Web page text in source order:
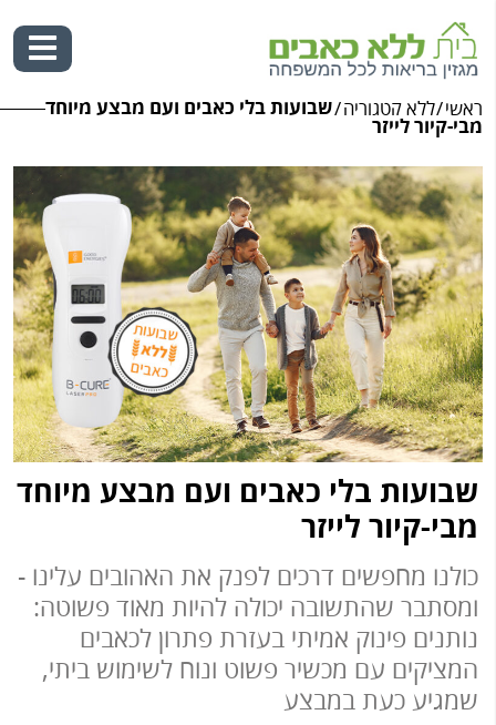
Skip
to
content
ראשי/ללא קטגוריה/שבועות בלי כאבים ועם מבצע מיוחד
מבי-קיור לייזר
שבועות בלי כאבים ועם מבצע מיוחד
מבי-קיור לייזר
כולנו מחפשים דרכים לפנק את האהובים עלינו -
ומסתבר שהתשובה יכולה להיות מאוד פשוטה:
נותנים פינוק אמיתי בעזרת פתרון לכאבים
המציקים עם מכשיר פשוט ונוח לשימוש ביתי,
שמגיע כעת במבצע